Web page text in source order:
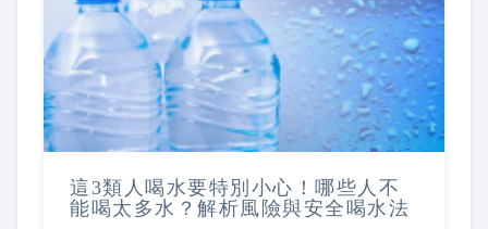
這3類人喝水要特別小心！哪些人不
能喝太多水？解析風險與安全喝水法